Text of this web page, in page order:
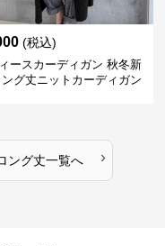
(税込)
ースカーディガン 秋冬新
グ丈ニットカーディガン
ング丈一覧へ ›